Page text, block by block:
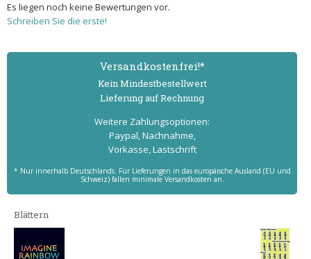
Es liegen noch keine Bewertungen vor.
Schreiben Sie die erste!
Versand­kostenfrei!*
Kein Mindest­bestell­wert
Lieferung auf Rechnung
Weitere Zahlungs­optionen:
Paypal, Nachnahme,
Vorkasse, Lastschrift
* Nur innerhalb Deutschlands. Für Lieferungen in das europäische Ausland (EU und
Schweiz) fallen minimale Versandkosten an.
Blättern